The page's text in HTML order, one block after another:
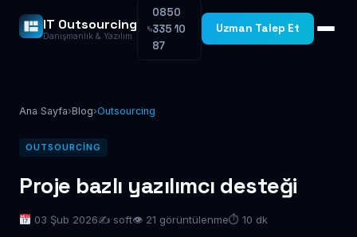
IT Outsourcing
Danışmanlık & Yazılım
0850
335 10
87
Uzman Talep Et
Ana Sayfa›Blog›Outsourcing
OUTSOURCING
Proje bazlı yazılımcı desteği
03 Şub 2026✍️ soft👁 21 görüntülenme⏱ 10 dk